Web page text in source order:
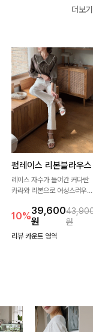
더보기
펌레이스 리본블라우스
레이스 자수가 들어간 커다란
카라와 리본으로 여성스러우면
껴지는 블라우스에요🤎
10%39,600
원
원
리뷰 카운트 영역